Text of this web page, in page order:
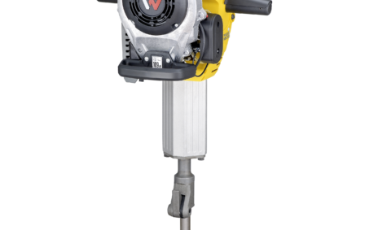
KASUTATUD TEHNIKA
KARJÄÄR
KONTAKT